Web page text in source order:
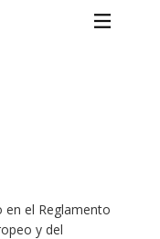
en el Reglamento
y del